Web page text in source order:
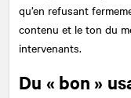
qu’en refusant
contenu et le ton du
intervenants.
Du « bon »